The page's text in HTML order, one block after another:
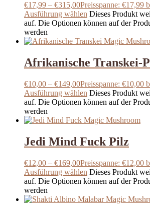
€17,99 – €315,00Preisspanne: €17,99
Ausführung wählen Dieses Produkt
auf. Die Optionen können auf der
werden
Afrikanische Transkei-
€10,00 – €149,00Preisspanne: €10,00
Ausführung wählen Dieses Produkt
auf. Die Optionen können auf der
werden
Jedi Mind Fuck Pilz
€12,00 – €169,00Preisspanne: €12,00
Ausführung wählen Dieses Produkt
auf. Die Optionen können auf der
werden